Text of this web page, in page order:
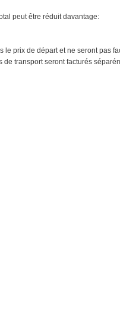
peut être réduit davantage:
prix de départ et ne seront pas
transport seront facturés